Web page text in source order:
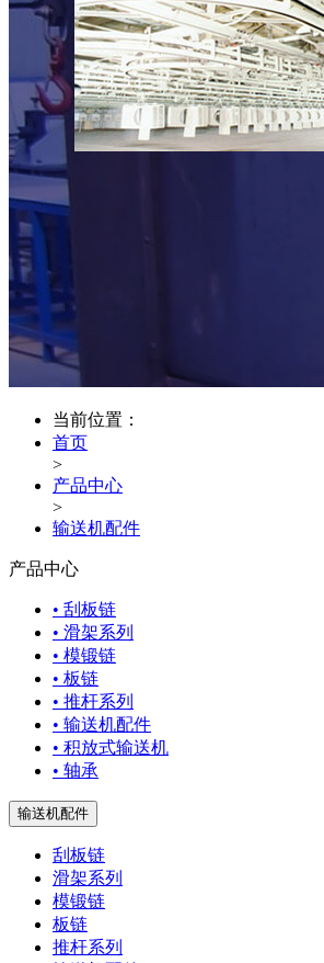
当前位置：
首页
>
产品中心
>
输送机配件
产品中心
• 刮板链
• 滑架系列
• 模锻链
• 板链
• 推杆系列
• 输送机配件
• 积放式输送机
• 轴承
输送机配件
刮板链
滑架系列
模锻链
板链
推杆系列